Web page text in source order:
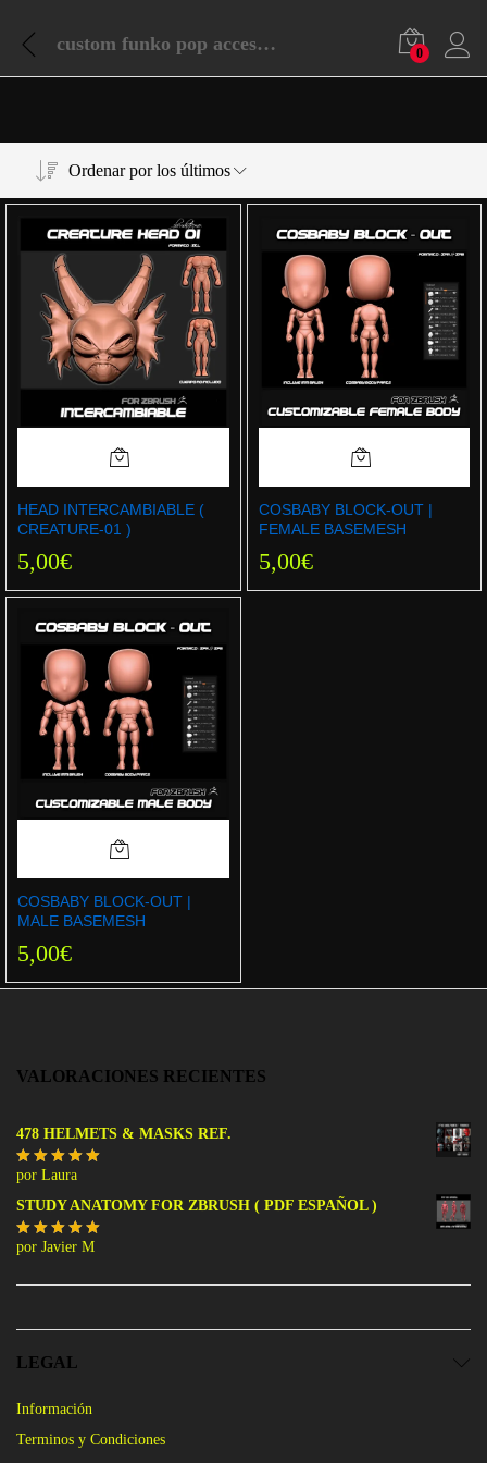
custom funko pop accessories 0
Ordenar por los últimos
HEAD INTERCAMBIABLE (
CREATURE-01 )
5,00€
COSBABY BLOCK-OUT |
FEMALE BASEMESH
5,00€
COSBABY BLOCK-OUT |
MALE BASEMESH
5,00€
VALORACIONES RECIENTES
478 HELMETS & MASKS REF.
Valorado
con5de 5
por Laura
STUDY ANATOMY FOR ZBRUSH ( PDF ESPAÑOL )
Valorado
por Javier M
LEGAL
Información
Terminos y Condiciones